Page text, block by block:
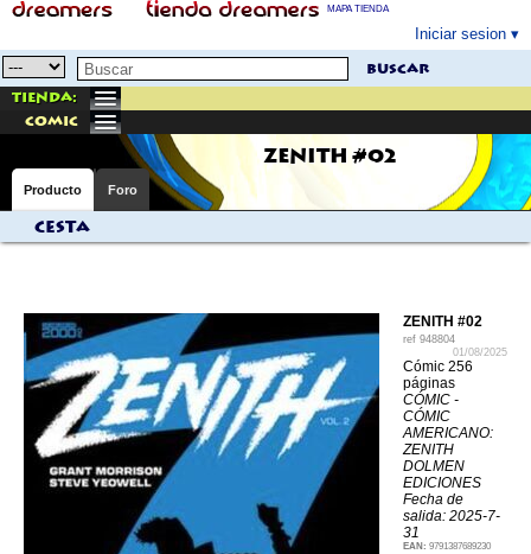
MAPA TIENDA
Iniciar sesion
buscar
Tienda:
comic
ZENITH #02
Producto Foro
Cesta
ZENITH #02
ref 948804
01/08/2025
Cómic 256
páginas
CÓMIC -
CÓMIC
AMERICANO:
ZENITH
DOLMEN
EDICIONES
Fecha de
salida: 2025-7-
31
EAN: 9791387689230